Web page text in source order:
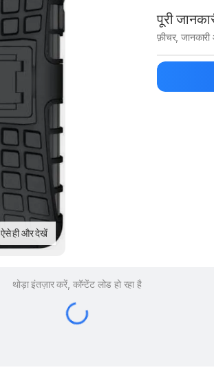
ऐसे ही और देखें
पूरी
फ़ीचर,
थोड़ा इंतज़ार करें, कॉन्टेंट लोड हो रहा है